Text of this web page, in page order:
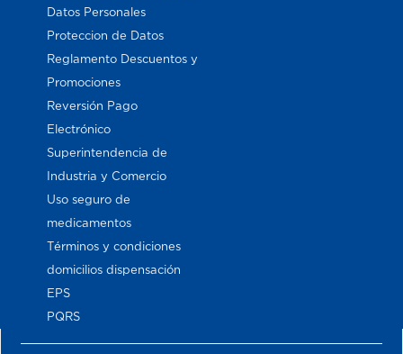
Datos Personales
Proteccion de Datos
Reglamento Descuentos y
Promociones
Reversión Pago
Electrónico
Superintendencia de
Industria y Comercio
Uso seguro de
medicamentos
Términos y condiciones
domicilios dispensación
EPS
PQRS